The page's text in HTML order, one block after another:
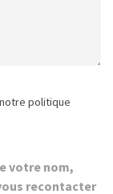
politique
votre nom,
recontacter